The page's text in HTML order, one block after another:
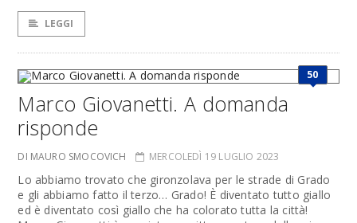
LEGGI
50
Marco Giovanetti. A domanda
risponde
DI MAURO SMOCOVICH MERCOLEDÌ 19 LUGLIO 2023
Lo abbiamo trovato che gironzolava per le strade di Grado
e gli abbiamo fatto il terzo… Grado! È diventato tutto giallo
ed è diventato così giallo che ha colorato tutta la città!